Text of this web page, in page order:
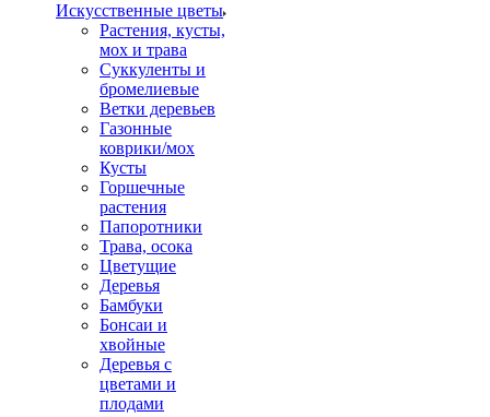
Искусственные цветы
Растения, кусты,
мох и трава
Суккуленты и
бромелиевые
Ветки деревьев
Газонные
коврики/мох
Кусты
Горшечные
растения
Папоротники
Трава, осока
Цветущие
Деревья
Бамбуки
Бонсаи и
хвойные
Деревья с
цветами и
плодами